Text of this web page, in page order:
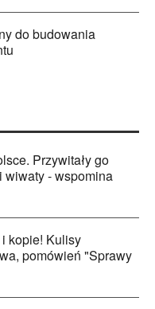
do budowania
Przywitały go
wiwaty - wspomina
kopie! Kulisy
pomówień "Sprawy